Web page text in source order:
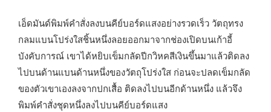
เอ็ดมันด์พิมพ์คำสั่งลงบนคีย์บอร์ดแสงอย่างรวดเร็ว วัตถุทรง
กลมแบนโปร่งใสชิ้นหนึ่งลอยออกมาจากช่องเปิดบนเก้าอี้
บังคับการณ์ เขาได้หยิบเข็มกลัดปีกวิหคสีเงินขึ้นมาแล้วติดลง
ไปบนด้านแบนด้านหนึ่งของวัตถุโปร่งใส ก่อนจะปลดเข็มกลัด
ของตัวเขาเองลงจากปกเสื้อ ติดลงไปบนอีกด้านหนึ่ง แล้วจึง
พิมพ์คำสั่งชุดหนึ่งลงไปบนคีย์บอร์ดแสง